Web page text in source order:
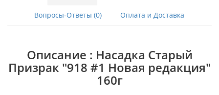
Вопросы-Ответы (0) Оплата и Доставка
Описание : Насадка Старый
Призрак "918 #1 Новая редакция"
160г